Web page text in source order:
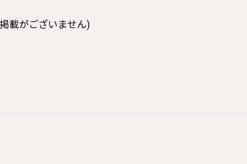
載がございません)